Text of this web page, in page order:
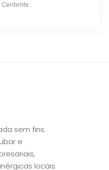
Centimfe…
sem fins
e
locais